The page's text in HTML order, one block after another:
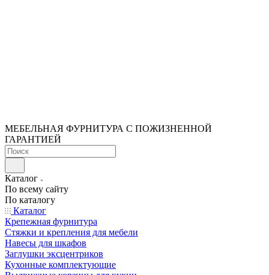
МЕБЕЛЬНАЯ ФУРНИТУРА С ПОЖИЗНЕННОЙ
ГАРАНТИЕЙ
Каталог
По всему сайту
По каталогу
Каталог
Крепежная фурнитура
Стяжки и крепления для мебели
Навесы для шкафов
Заглушки эксцентриков
Кухонные комплектующие